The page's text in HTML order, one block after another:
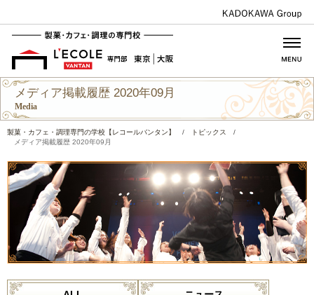
メディア掲載履歴 2020年09月
Media
製菓・カフェ・調理専門の学校【レコールバンタン】 / トピックス
/
メディア掲載履歴 2020年09月